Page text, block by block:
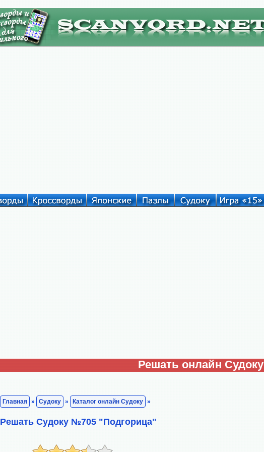
Решать онлайн Судоку
Главная » Судоку » Каталог онлайн Судоку »
Решать Судоку №705 "Подгорица"